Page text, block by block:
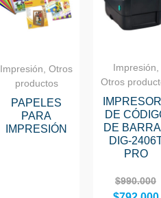
Impresión, Otros
productos
PAPELES
PARA
IMPRESIÓN
Impresión,
Otros
DE
DE
DIG-
PRO
$990.000